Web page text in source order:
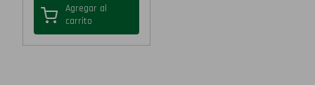
Agregar al
carrito